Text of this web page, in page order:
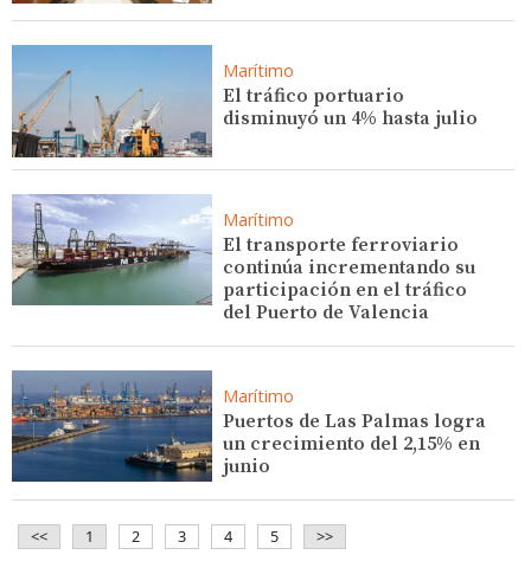
Marítimo
El tráfico portuario
disminuyó un 4% hasta julio
Marítimo
El transporte ferroviario
continúa incrementando su
participación en el tráfico
del Puerto de Valencia
Marítimo
Puertos de Las Palmas logra
un crecimiento del 2,15% en
junio
<< 1 2 3 4 5 >>